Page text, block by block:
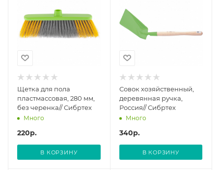
Щетка для пола
пластмассовая, 280 мм,
без черенка// Сибртех
Много
220р.
В КОРЗИНУ
Совок хозяйственный,
деревянная ручка,
Россия// Сибртех
Много
340р.
В КОРЗИНУ